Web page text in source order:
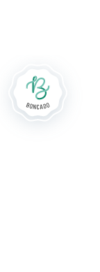
de goede
zijn, zullen ze
ervoor
uitgeschakeld
analyse- of